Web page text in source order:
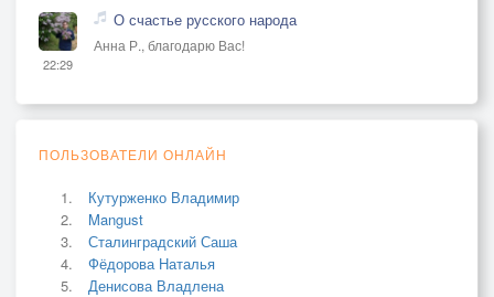
22:29
О счастье русского народа
Анна Р., благодарю Вас!
ПОЛЬЗОВАТЕЛИ ОНЛАЙН
Кутурженко Владимир
Mangust
Сталинградский Саша
Фёдорова Наталья
Денисова Владлена